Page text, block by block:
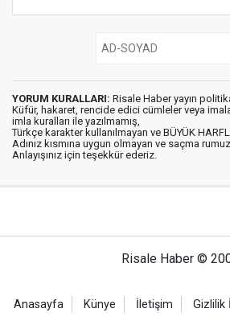
YORUM KURALLARI: Risale Haber yayın
Küfür, hakaret, rencide edici cümleler veya
imla kuralları ile yazılmamış,
Türkçe karakter kullanılmayan ve BÜYÜK
Adınız kısmına uygun olmayan ve saçma
Anlayışınız için teşekkür ederiz.
Risale Haber ©
Anasayfa Künye İletişim Gizlilik